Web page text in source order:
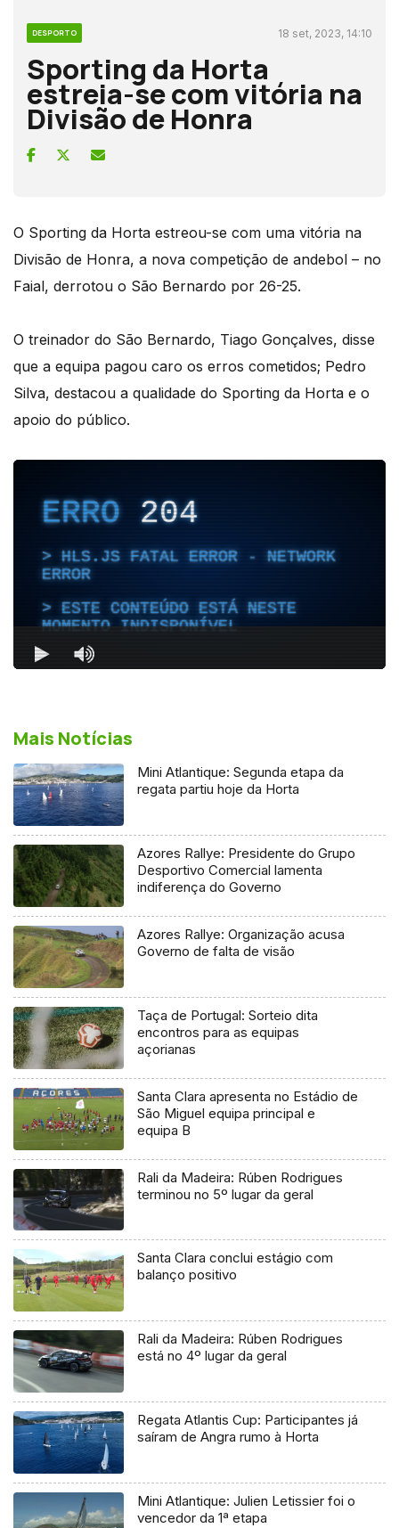
DESPORTO 18 set, 2023, 14:10
Sporting da Horta
estreia-se com vitória na
Divisão de Honra
O Sporting da Horta estreou-se com uma vitória na
Divisão de Honra, a nova competição de andebol – no
Faial, derrotou o São Bernardo por 26-25.
O treinador do São Bernardo, Tiago Gonçalves, disse
que a equipa pagou caro os erros cometidos; Pedro
Silva, destacou a qualidade do Sporting da Horta e o
apoio do público.
Mais Notícias
Mini Atlantique: Segunda etapa da
regata partiu hoje da Horta
Azores Rallye: Presidente do Grupo
Desportivo Comercial lamenta
indiferença do Governo
Azores Rallye: Organização acusa
Governo de falta de visão
Taça de Portugal: Sorteio dita
encontros para as equipas
açorianas
Santa Clara apresenta no Estádio de
São Miguel equipa principal e
equipa B
Rali da Madeira: Rúben Rodrigues
terminou no 5º lugar da geral
Santa Clara conclui estágio com
balanço positivo
Rali da Madeira: Rúben Rodrigues
está no 4º lugar da geral
Regata Atlantis Cup: Participantes já
saíram de Angra rumo à Horta
Mini Atlantique: Julien Letissier foi o
vencedor da 1ª etapa